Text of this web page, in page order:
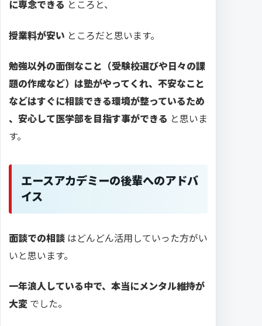
に専念できる ところと、
授業料が安い ところだと思います。
勉強以外の面倒なこと（受験校選びや日々の課
題の作成など）は塾がやってくれ、不安なこと
などはすぐに相談できる環境が整っているため
、安心して医学部を目指す事ができる と思いま
す。
エースアカデミーの後輩へのアドバ
イス
面談での相談 はどんどん活用していった方がい
いと思います。
一年浪人している中で、本当にメンタル維持が
大変 でした。